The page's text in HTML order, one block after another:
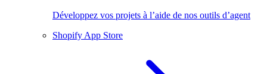
Développez vos projets à l’aide de nos outils d’agent
Shopify App Store